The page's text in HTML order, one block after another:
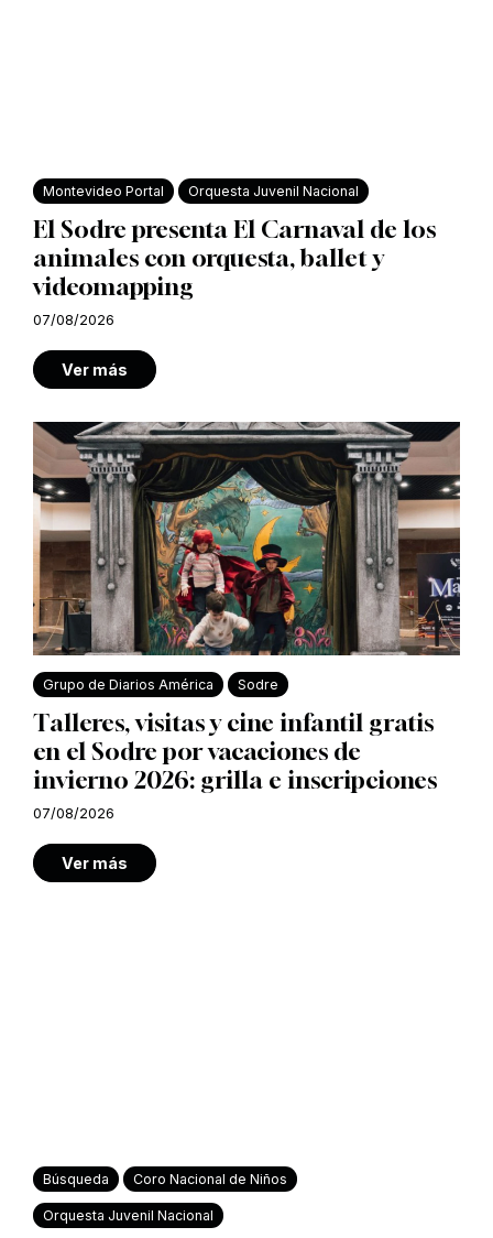
Montevideo Portal Orquesta Juvenil Nacional
El Sodre presenta El Carnaval de los
animales con orquesta, ballet y
videomapping
07/08/2026
Ver más
Grupo de Diarios América Sodre
Talleres, visitas y cine infantil gratis
en el Sodre por vacaciones de
invierno 2026: grilla e inscripciones
07/08/2026
Ver más
Búsqueda Coro Nacional de Niños
Orquesta Juvenil Nacional